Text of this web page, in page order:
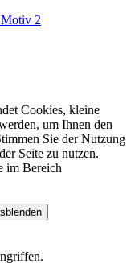
Cookies, kleine
um Ihnen den
Sie der Nutzung
Seite zu nutzen.
im Bereich